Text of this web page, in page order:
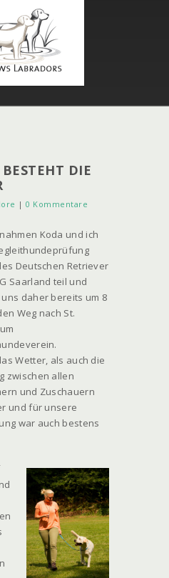
DIE
| 0 Kommentare
Koda und ich
Deutschen Retriever
Saarland teil und
daher bereits um 8
Weg nach St.
Wetter, als auch die
zwischen allen
und Zuschauern
und für unsere
war auch bestens